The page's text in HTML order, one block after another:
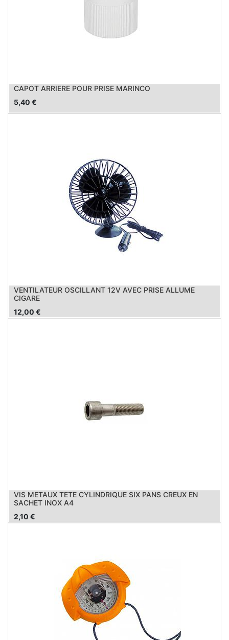
CAPOT ARRIERE POUR PRISE MARINCO
5,40 €
VENTILATEUR OSCILLANT 12V AVEC PRISE ALLUME
CIGARE
12,00 €
VIS METAUX TETE CYLINDRIQUE SIX PANS CREUX EN
SACHET INOX A4
2,10 €